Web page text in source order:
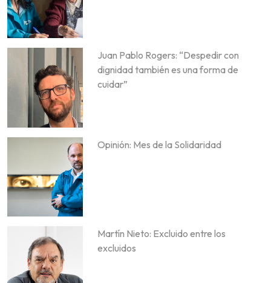
Juan Pablo Rogers: “Despedir con
dignidad también es una forma de
cuidar”
Opinión: Mes de la Solidaridad
Martín Nieto: Excluido entre los
excluidos